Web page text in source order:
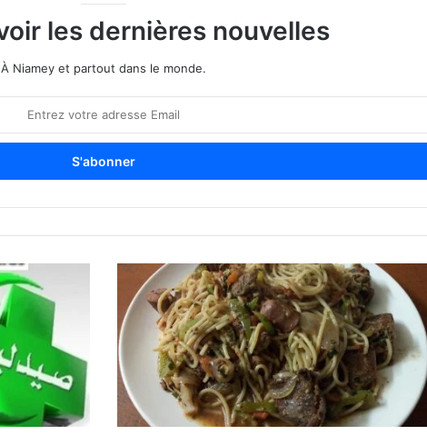
les dernières nouvelles
À Niamey et partout dans le monde.